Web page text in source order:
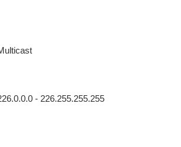
- 226.255.255.255